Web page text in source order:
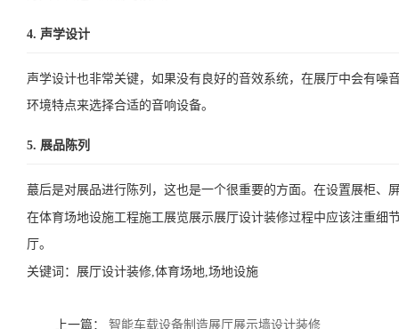
4. 声学设计
声学设计也非常关键，如果没有良好的音效系统，在展厅中会有
环境特点来选择合适的音响设备。
5. 展品陈列
蕞后是对展品进行陈列，这也是一个很重要的方面。在设置展柜、
在体育场地设施工程施工展览展示展厅设计装修过程中应该注重
厅。
关键词： 展厅设计装修,体育场地,场地设施
上一篇： 智能车载设备制造展厅展示墙设计装修